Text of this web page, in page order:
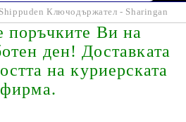
Ключодържател - Sharingan
поръчките Ви на
ден! Доставката
на куриерската
фирма.